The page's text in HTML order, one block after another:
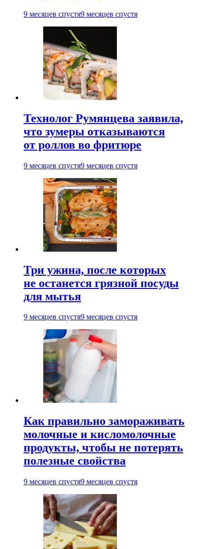
9 месяцев спустя9 месяцев спустя
Технолог Румянцева заявила,
что зумеры отказываются
от роллов во фритюре
9 месяцев спустя9 месяцев спустя
Три ужина, после которых
не останется грязной посуды
для мытья
9 месяцев спустя9 месяцев спустя
Как правильно замораживать
молочные и кисломолочные
продукты, чтобы не потерять
полезные свойства
9 месяцев спустя9 месяцев спустя